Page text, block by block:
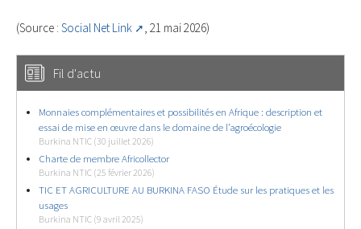
(Source : Social Net Link , 21 mai 2026)
Fil d'actu
Monnaies complémentaires et possibilités en Afrique : description et
essai de mise en œuvre dans le domaine de l’agroécologie
Burkina NTIC (30 juillet 2026)
Charte de membre Africollector
Burkina NTIC (25 février 2026)
TIC ET AGRICULTURE AU BURKINA FASO Étude sur les pratiques et les
usages
Burkina NTIC (9 avril 2025)